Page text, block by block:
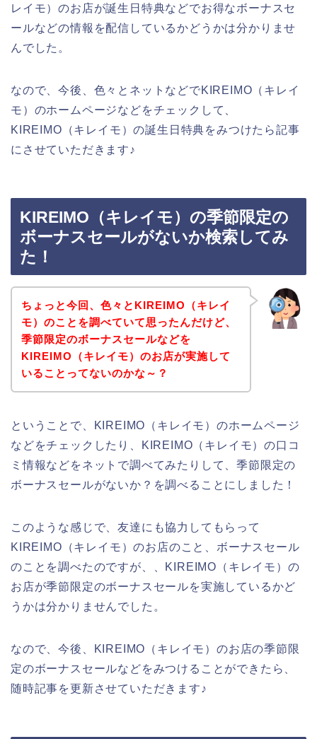
レイモ）のお店が誕生日特典などでお得なボーナスセ
ールなどの情報を配信しているかどうかは分かりませ
んでした。
なので、今後、色々とネットなどでKIREIMO（キレイ
モ）のホームページなどをチェックして、
KIREIMO（キレイモ）の誕生日特典をみつけたら記事
にさせていただきます♪
KIREIMO（キレイモ）の季節限定の
ボーナスセールがないか検索してみ
た！
ちょっと今回、色々とKIREIMO（キレイ
モ）のことを調べていて思ったんだけど、
季節限定のボーナスセールなどを
KIREIMO（キレイモ）のお店が実施して
いることってないのかな～？
ということで、KIREIMO（キレイモ）のホームページ
などをチェックしたり、KIREIMO（キレイモ）の口コ
ミ情報などをネットで調べてみたりして、季節限定の
ボーナスセールがないか？を調べることにしました！
このような感じで、友達にも協力してもらって
KIREIMO（キレイモ）のお店のこと、ボーナスセール
のことを調べたのですが、、KIREIMO（キレイモ）の
お店が季節限定のボーナスセールを実施しているかど
うかは分かりませんでした。
なので、今後、KIREIMO（キレイモ）のお店の季節限
定のボーナスセールなどをみつけることができたら、
随時記事を更新させていただきます♪